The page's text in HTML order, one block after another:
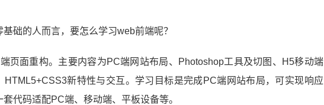
的人而言，要怎么学习web前端呢？
面重构。主要内容为PC端网站布局、Photoshop工具及切图、H5移动端
HTML5+CSS3新特性与交互。学习目标是完成PC端网站布局，可实现响应
代码适配PC端、移动端、平板设备等。